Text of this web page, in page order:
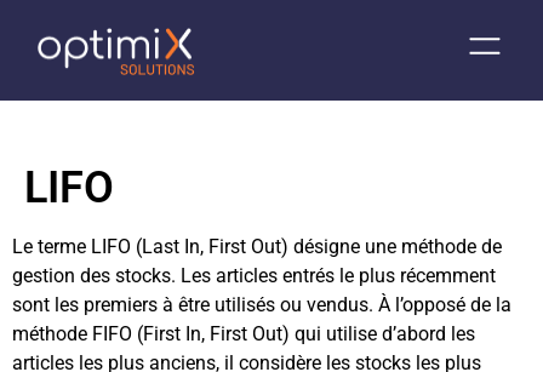
LIFO
Le terme LIFO (Last In, First Out) désigne une méthode de
gestion des stocks. Les articles entrés le plus récemment
sont les premiers à être utilisés ou vendus. À l’opposé de la
méthode FIFO (First In, First Out) qui utilise d’abord les
articles les plus anciens, il considère les stocks les plus